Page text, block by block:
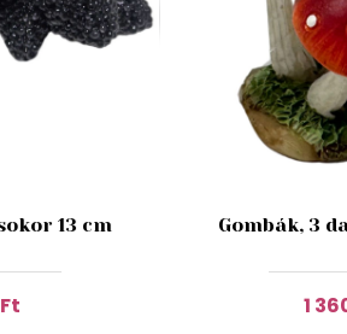
13 cm Gombák, 3
1